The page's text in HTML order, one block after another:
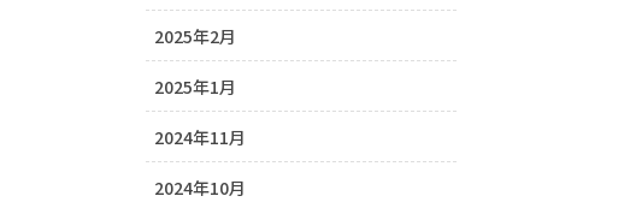
2025年2月
2025年1月
2024年11月
2024年10月